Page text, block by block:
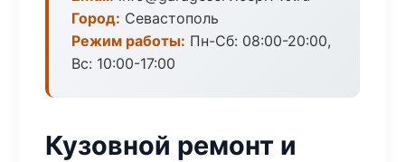
Город: Севастополь
Режим работы: Пн-Сб: 08:00-20:00,
Вс: 10:00-17:00
Кузовной ремонт и